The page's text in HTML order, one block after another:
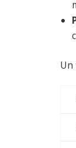
Un